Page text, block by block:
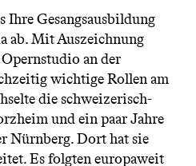
Gesangsausbildung
ab. Mit Auszeichnung
an der
wichtige Rollen am
die schweizerisch-
und ein paar Jahre
Nürnberg. Dort hat sie
Es folgten europaweit